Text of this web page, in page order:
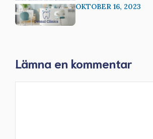
OKTOBER 16, 2023
Lämna en kommentar